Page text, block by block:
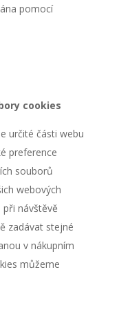
pomocí
cookies
určité části webu
preference
souborů
webových
návštěvě
zadávat stejné
v nákupním
můžeme